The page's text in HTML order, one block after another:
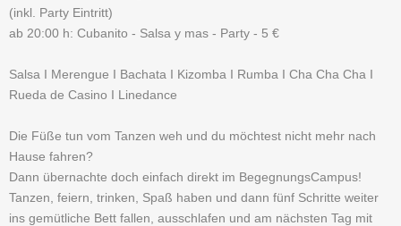
(inkl. Party Eintritt)
ab 20:00 h: Cubanito - Salsa y mas - Party - 5 €
Salsa I Merengue I Bachata I Kizomba I Rumba I Cha Cha Cha I
Rueda de Casino I Linedance
Die Füße tun vom Tanzen weh und du möchtest nicht mehr nach
Hause fahren?
Dann übernachte doch einfach direkt im BegegnungsCampus!
Tanzen, feiern, trinken, Spaß haben und dann fünf Schritte weiter
ins gemütliche Bett fallen, ausschlafen und am nächsten Tag mit